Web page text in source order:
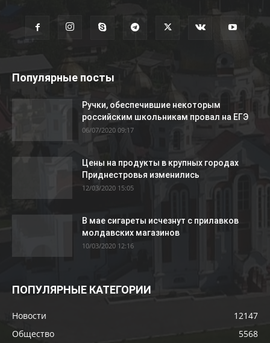
Популярные посты
Ручки, обеспечившие некоторым
российским школьникам провал на ЕГЭ
06/07/2020 09:17
Цены на продукты в крупных городах
Приднестровья изменились
12/03/2020 15:05
В мае сигареты исчезнут с прилавков
молдавских магазинов
10/03/2020 12:16
ПОПУЛЯРНЫЕ КАТЕГОРИИ
Новости
12147
Общество
5568